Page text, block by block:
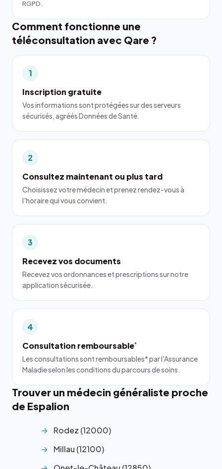
RGPD.
Comment fonctionne une
téléconsultation avec Qare ?
1
Inscription gratuite
Vos informations sont protégées sur des serveurs
sécurisés, agréés Données de Santé.
2
Consultez maintenant ou plus tard
Choisissez votre médecin et prenez rendez-vous à
l'horaire qui vous convient.
3
Recevez vos documents
Recevez vos ordonnances et prescriptions sur notre
application sécurisée.
4
Consultation remboursable*
Les consultations sont remboursables* par l'Assurance
Maladie selon les conditions du parcours de soins.
Trouver un médecin généraliste proche
de Espalion
Rodez (12000)
Millau (12100)